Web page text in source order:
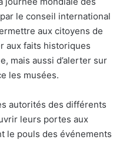
le conseil international
aux citoyens de
aux faits historiques
mais aussi d’alerter sur
les musées.
autorités des différents
leurs portes aux
le pouls des événements